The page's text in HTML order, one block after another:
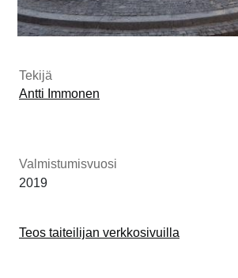
Tekijä
Antti Immonen
Valmistumisvuosi
2019
Teos taiteilijan verkkosivuilla